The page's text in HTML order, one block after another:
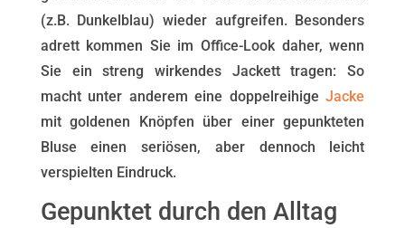
(z.B. Dunkelblau) wieder aufgreifen. Besonders
adrett kommen Sie im Office-Look daher, wenn
Sie ein streng wirkendes Jackett tragen: So
macht unter anderem eine doppelreihigeJacke
mit goldenen Knöpfen über einer gepunkteten
Bluse einen seriösen, aber dennoch leicht
verspielten Eindruck.
Gepunktet durch den Alltag